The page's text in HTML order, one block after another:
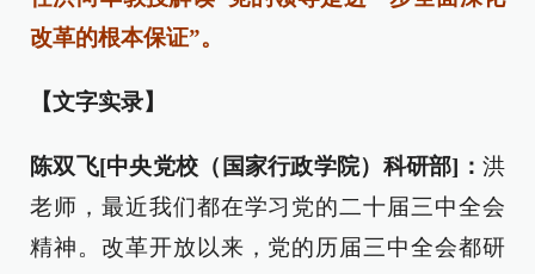
改革的根本保证”。
【文字实录】
陈双飞[中央党校（国家行政学院）科研部]： 洪
老师，最近我们都在学习党的二十届三中全会
精神。改革开放以来，党的历届三中全会都研